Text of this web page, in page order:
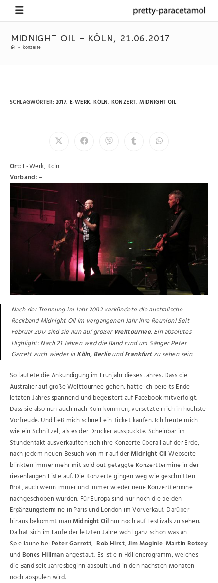
MIDNIGHT OIL – KÖLN, 21.06.2017
- konzerte
SCHLAGWÖRTER: 2017, E-WERK, KÖLN, KONZERT,MIDNIGHT OIL
Ort: E-Werk, Köln
Vorband:–
Nach der Trennung im Jahr 2002 verkündete die australische
Rockband Midnight Oil im vergangenen Jahr ihre Reunion! Seit
Februar 2017 sind sie nun auf großerWelttournee. Ein absolutes
Highlight: Nach 21 Jahren wird die Band rund um Sänger Peter
Garrett auch wieder inKöln, BerlinundFrankfurtzu sehen sein.
So lautete die Ankündigung im Frühjahr dieses Jahres. Dass die
Australier auf große Welttournee gehen, hatte ich bereits Ende
letzten Jahres spannend und begeistert auf Facebook mitverfolgt.
Dass sie also nun auch nach Köln kommen, versetzte mich in höchste
Vorfreude. Und ließ mich schnell ein Ticket kaufen. Ich freute mich
wie ein Schnitzel, als es der Drucker ausspuckte. Scheinbar im
Stundentakt ausverkauften sich ihre Konzerte überall auf der Erde,
nach jedem neuen Besuch von mir auf derMidnight OilWebseite
blinkten immer mehr mit sold out getaggte Konzerttermine in der
riesenlangen Liste auf. Die Konzerte gingen weg wie geschnitten
Brot, auch wenn immer und immer wieder neue Konzerttermine
nachgeschoben wurden. Für Europa sind nur noch die beiden
Ergänzungstermine in Paris und London im Vorverkauf. Darüber
hinaus bekommt manMidnight Oil nur noch auf Festivals zu sehen.
Da hat sich im Laufe der letzten Jahre wohl ganz schön was an
Spiellaune bei Peter Garrett, Rob Hirst,Jim Moginie,Martin Rotsey
und Bones Hillmanangestaut. Es ist ein Höllenprogramm, welches
die Band seit Jahresbeginn abspult und in den nächsten Monaten
noch abspulen wird.